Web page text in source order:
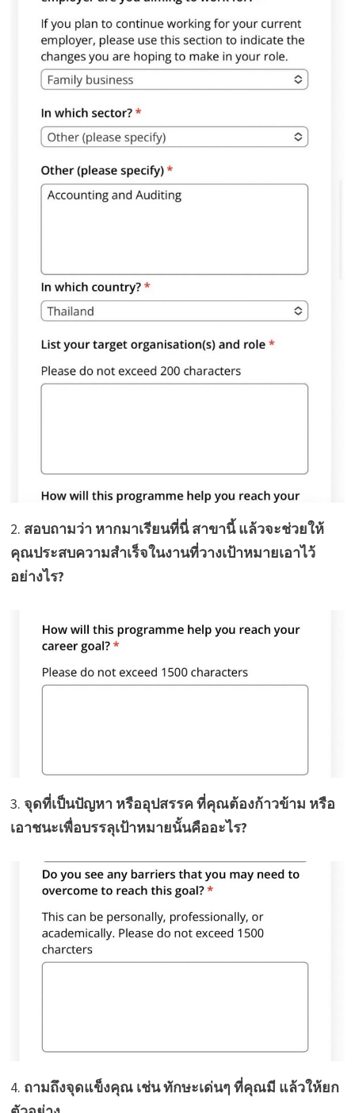
2. สอบถามว่า หากมาเรียนที่นี่ สาขานี้ แล้วจะช่วยให้
คุณประสบความสำเร็จในงานที่วางเป้าหมายเอาไว้
อย่างไร?
3. จุดที่เป็นปัญหา หรืออุปสรรค ที่คุณต้องก้าวข้าม หรือ
เอาชนะเพื่อบรรลุเป้าหมายนั้นคืออะไร?
4. ถามถึงจุดแข็งคุณ เช่น ทักษะเด่นๆ ที่คุณมี แล้วให้ยก